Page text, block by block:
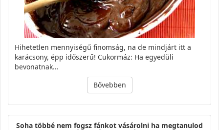
Hihetetlen mennyiségű finomság, na de mindjárt itt a
karácsony, épp időszerű! Cukormáz: Ha egyedüli
bevonatnak…
Bővebben
Soha többé nem fogsz fánkot vásárolni ha megtanulod